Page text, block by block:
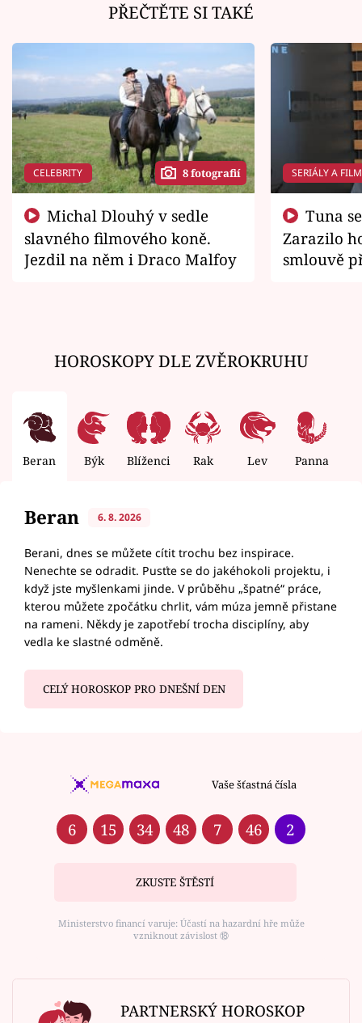
PŘEČTĚTE SI TAKÉ
CELEBRITY 8 fotografií
slavného filmového koně.
Jezdil na něm i Draco Malfoy
SERIÁLY A
Zarazilo
smlouvě
HOROSKOPY DLE ZVĚROKRUHU
Beran Býk Blíženci Rak Lev Panna
Beran 6. 8. 2026
Berani, dnes se můžete cítit trochu bez inspirace.
Nenechte se odradit. Pusťte se do jakéhokoli projektu, i
když jste myšlenkami jinde. V průběhu „špatné“ práce,
kterou můžete zpočátku chrlit, vám múza jemně přistane
na rameni. Někdy je zapotřebí trocha disciplíny, aby
vedla ke slastné odměně.
CELÝ HOROSKOP PRO DNEŠNÍ DEN
Vaše šťastná čísla
6 15 34 48 7 46 2
ZKUSTE ŠTĚSTÍ
Ministerstvo financí varuje: Účastí na hazardní hře může
vzniknout závislost ⑱
PARTNERSKÝ HOROSKOP